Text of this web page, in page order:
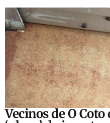
Vecinos de O